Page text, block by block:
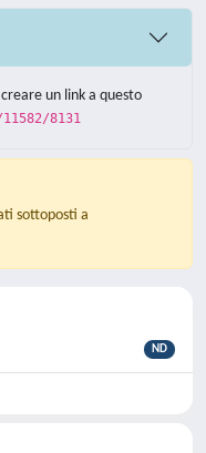
un link a questo
8131
sottoposti a
ND